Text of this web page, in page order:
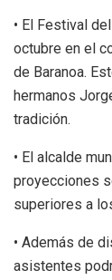
• El Festival
octubre en el
de Baranoa.
hermanos
tradición.
• El alcalde
proyecciones
superiores a
• Además de
asistentes